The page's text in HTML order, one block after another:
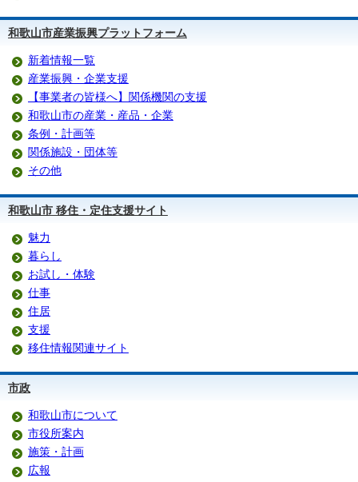
和歌山市産業振興プラットフォーム
新着情報一覧
産業振興・企業支援
【事業者の皆様へ】関係機関の支援
和歌山市の産業・産品・企業
条例・計画等
関係施設・団体等
その他
和歌山市 移住・定住支援サイト
魅力
暮らし
お試し・体験
仕事
住居
支援
移住情報関連サイト
市政
和歌山市について
市役所案内
施策・計画
広報